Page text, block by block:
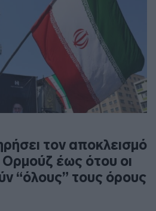
τον αποκλεισμό
έως ότου οι
“όλους” τους όρους